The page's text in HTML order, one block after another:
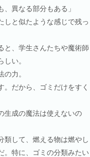
異なる部分もある」
と似たような感じで残っ
、学生さんたちや魔術師
い。
力。
。だから、ゴミだけをすく
生成の魔法は使えないの
類して、燃える物は燃やし
。特に、ゴミの分類みたい